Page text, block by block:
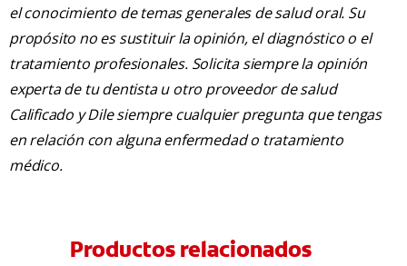
el conocimiento de temas generales de salud oral. Su
propósito no es sustituir la opinión, el diagnóstico o el
tratamiento profesionales. Solicita siempre la opinión
experta de tu dentista u otro proveedor de salud
Calificado y Dile siempre cualquier pregunta que tengas
en relación con alguna enfermedad o tratamiento
médico.
Productos relacionados